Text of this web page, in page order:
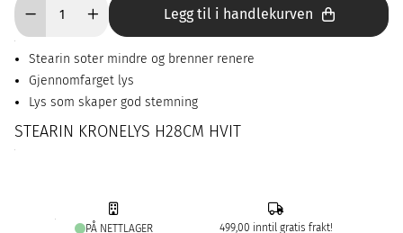
Legg til i handlekurven
Stearin soter mindre og brenner renere
Gjennomfarget lys
Lys som skaper god stemning
STEARIN KRONELYS H28CM HVIT
PÅ NETTLAGER
499,00 inntil gratis frakt!